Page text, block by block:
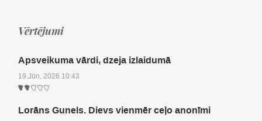
Vērtējumi
Apsveikuma vārdi, dzeja izlaidumā
19.Jūn, 2026 10:43
Lorāns Gunels. Dievs vienmēr ceļo anonīmi